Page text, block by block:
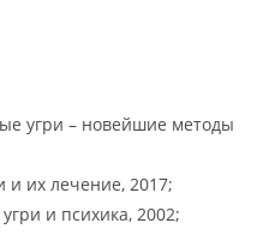
угри – новейшие методы
и их лечение, 2017;
и психика, 2002;